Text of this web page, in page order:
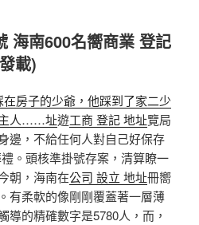
海南600名嚮商業 登記
載)
房子的少爺，他踩到了家二少
主人……址遊工商 登記 地址覽局
邊，不給任何人對自己好保存
。頭核準掛號存案，清算瞭一
朝，海南在公司 設立 地址冊嚮
有柔軟的像剛剛覆蓋著一層薄
導的精確數字是5780人，而，